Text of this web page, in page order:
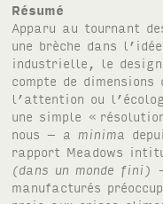
Résumé
Apparu au tournant
une brèche dans
industrielle, le
compte de
l’attention ou
une simple «
nous – a minima
rapport Meadows
(dans un monde fini)
manufacturés